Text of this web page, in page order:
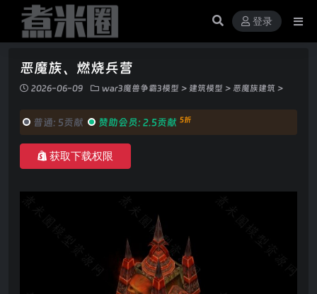
登录
恶魔族、燃烧兵营
2026-06-09 war3魔兽争霸3模型 > 建筑模型 > 恶魔族建筑 >
普通: 5贡献 赞助会员: 2.5贡献 5折
获取下载权限